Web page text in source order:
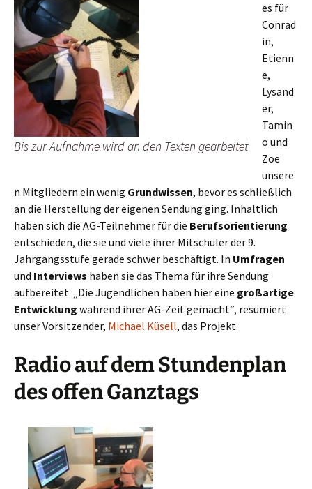
Bis zur Aufnahme wird an den Texten gearbeitet
es für
Conrad
in,
Etienn
e,
Lysand
er,
Tamin
o und
Zoe
unsere
n Mitgliedern ein wenig Grundwissen, bevor es schließlich
an die Herstellung der eigenen Sendung ging. Inhaltlich
haben sich die AG-Teilnehmer für die Berufsorientierung
entschieden, die sie und viele ihrer Mitschüler der 9.
Jahrgangsstufe gerade schwer beschäftigt. In Umfragen
und Interviews haben sie das Thema für ihre Sendung
aufbereitet. „Die Jugendlichen haben hier eine großartige
Entwicklung während ihrer AG-Zeit gemacht“, resümiert
unser Vorsitzender, Michael Küsell, das Projekt.
Radio auf dem Stundenplan
des offen Ganztags